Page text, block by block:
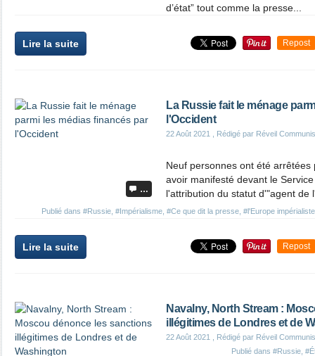
d’état” tout comme la presse...
Lire la suite Repost
…
La Russie fait le ménage
l'Occident
22 Août 2021 , Rédigé par Réveil
Publié dans #Russie #Impérialisme #Ce que dit la presse #l'Europe
Neuf personnes ont été
avoir manifesté devant le
l'attribution du statut d'"agent de
Lire la suite Repost
Navalny, North Stream :
illégitimes de Londres et de
22 Août 2021
, Rédigé par Réveil
Publié dans #Russie